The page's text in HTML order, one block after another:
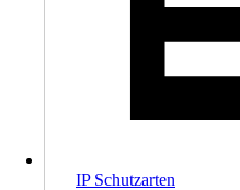
IP Schutzarten